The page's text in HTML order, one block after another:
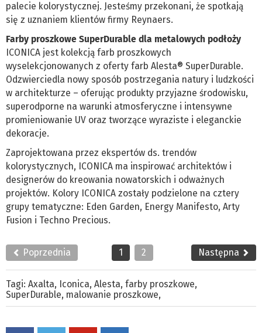
palecie kolorystycznej. Jesteśmy przekonani, że spotkają
się z uznaniem klientów firmy Reynaers.
Farby proszkowe SuperDurable dla metalowych podłoży
ICONICA jest kolekcją farb proszkowych
wyselekcjonowanych z oferty farb Alesta® SuperDurable.
Odzwierciedla nowy sposób postrzegania natury i ludzkości
w architekturze – oferując produkty przyjazne środowisku,
superodporne na warunki atmosferyczne i intensywne
promieniowanie UV oraz tworzące wyraziste i eleganckie
dekoracje.
Zaprojektowana przez ekspertów ds. trendów
kolorystycznych, ICONICA ma inspirować architektów i
designerów do kreowania nowatorskich i odważnych
projektów. Kolory ICONICA zostały podzielone na cztery
grupy tematyczne: Eden Garden, Energy Manifesto, Arty
Fusion i Techno Precious.
Poprzednia 1 2 Następna
Tagi: Axalta, Iconica, Alesta, farby proszkowe,
SuperDurable, malowanie proszkowe,